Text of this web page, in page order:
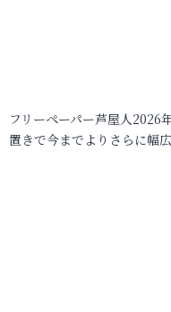
フリーペーパー芦屋人2026
置きで今までよりさらに幅